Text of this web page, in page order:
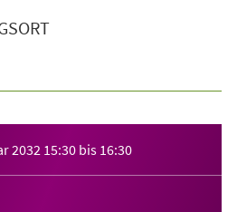
2032 15:30 bis 16:30